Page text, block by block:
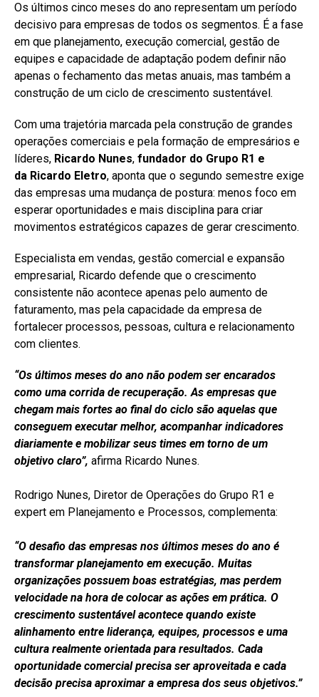
Os últimos cinco meses do ano representam um período
decisivo para empresas de todos os segmentos. É a fase
em que planejamento, execução comercial, gestão de
equipes e capacidade de adaptação podem definir não
apenas o fechamento das metas anuais, mas também a
construção de um ciclo de crescimento sustentável.
Com uma trajetória marcada pela construção de grandes
operações comerciais e pela formação de empresários e
líderes, Ricardo Nunes, fundador do Grupo R1 e
da Ricardo Eletro, aponta que o segundo semestre exige
das empresas uma mudança de postura: menos foco em
esperar oportunidades e mais disciplina para criar
movimentos estratégicos capazes de gerar crescimento.
Especialista em vendas, gestão comercial e expansão
empresarial, Ricardo defende que o crescimento
consistente não acontece apenas pelo aumento de
faturamento, mas pela capacidade da empresa de
fortalecer processos, pessoas, cultura e relacionamento
com clientes.
“Os últimos meses do ano não podem ser encarados
como uma corrida de recuperação. As empresas que
chegam mais fortes ao final do ciclo são aquelas que
conseguem executar melhor, acompanhar indicadores
diariamente e mobilizar seus times em torno de um
objetivo claro”, afirma Ricardo Nunes.
Rodrigo Nunes, Diretor de Operações do Grupo R1 e
expert em Planejamento e Processos, complementa:
“O desafio das empresas nos últimos meses do ano é
transformar planejamento em execução. Muitas
organizações possuem boas estratégias, mas perdem
velocidade na hora de colocar as ações em prática. O
crescimento sustentável acontece quando existe
alinhamento entre liderança, equipes, processos e uma
cultura realmente orientada para resultados. Cada
oportunidade comercial precisa ser aproveitada e cada
decisão precisa aproximar a empresa dos seus objetivos.”